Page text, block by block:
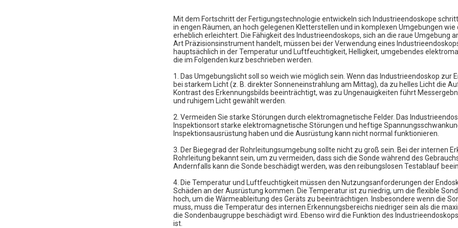
Mit dem Fortschritt der Fertigungstechnologie entwickeln sich Industrieendoskope
in engen Räumen, an hoch gelegenen Kletterstellen und in komplexen Umgebungen
erheblich erleichtert. Die Fähigkeit des Industrieendoskops, sich an die raue Umgebung
Art Präzisionsinstrument handelt, müssen bei der Verwendung eines
hauptsächlich in der Temperatur und Luftfeuchtigkeit, Helligkeit, umgebendes
die im Folgenden kurz beschrieben werden.
1. Das Umgebungslicht soll so weich wie möglich sein. Wenn das Industrieendoskop
bei starkem Licht (z. B. direkter Sonneneinstrahlung am Mittag), da zu helles Licht die
Kontrast des Erkennungsbilds beeinträchtigt, was zu Ungenauigkeiten führt
und ruhigem Licht gewählt werden.
2. Vermeiden Sie starke Störungen durch elektromagnetische Felder. Das
Inspektionsort starke elektromagnetische Störungen und heftige
Inspektionsausrüstung haben und die Ausrüstung kann nicht normal funktionieren.
3. Der Biegegrad der Rohrleitungsumgebung sollte nicht zu groß sein. Bei der internen
Rohrleitung bekannt sein, um zu vermeiden, dass sich die Sonde während des
Andernfalls kann die Sonde beschädigt werden, was den reibungslosen Testablauf
4. Die Temperatur und Luftfeuchtigkeit müssen den Nutzungsanforderungen der
Schäden an der Ausrüstung kommen. Die Temperatur ist zu niedrig, um die flexible
hoch, um die Wärmeableitung des Geräts zu beeinträchtigen. Insbesondere wenn die
muss, muss die Temperatur des internen Erkennungsbereichs niedriger sein als die
die Sondenbaugruppe beschädigt wird. Ebenso wird die Funktion des
ist.